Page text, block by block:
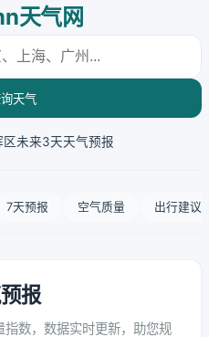
天气网
天气
区未来3天天气预报
7天预报 空气质量 出行建议
报
数，数据实时更新，助您规